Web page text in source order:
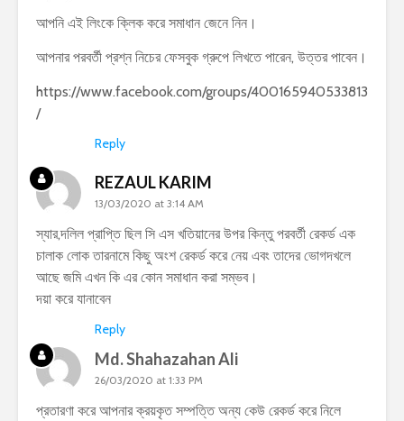
আপনি এই লিংকে ক্লিক করে সমাধান জেনে নিন।
আপনার পরবর্তী প্রশ্ন নিচের ফেসবুক গ্রুপে লিখতে পারেন, উত্তর পাবেন।
https://www.facebook.com/groups/400165940533813
/
Reply
REZAUL KARIM
13/03/2020 at 3:14 AM
স্যার,দলিল প্রাপ্তি ছিল সি এস খতিয়ানের উপর কিন্তু পরবর্তী রেকর্ড এক
চালাক লোক তারনামে কিছু অংশ রেকর্ড করে নেয় এবং তাদের ভোগদখলে
আছে জমি এখন কি এর কোন সমাধান করা সম্ভব।
দয়া করে যানাবেন
Reply
Md. Shahazahan Ali
26/03/2020 at 1:33 PM
প্রতারণা করে আপনার ক্রয়কৃত সম্পত্তি অন্য কেউ রেকর্ড করে নিলে